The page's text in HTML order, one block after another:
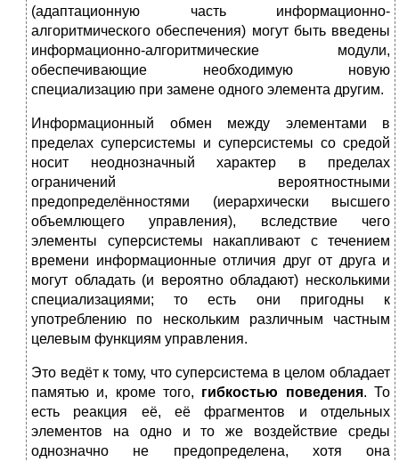
(адаптационную часть информационно-
алгоритмического обеспечения) могут быть введены
информационно-алгоритми­чес­кие модули,
обеспечивающие необходимую новую
специализацию при замене одного элемента другим.
Информационный обмен между элементами в
пределах суперсистемы и суперсистемы со средой
носит неоднозначный характер в пределах
ограничений вероятностными
предопределённостями (иерархически высшего
объемлющего управления), вследствие чего
элементы суперсистемы накапливают с течением
времени информационные отличия друг от друга и
могут обладать (и вероятно обладают) несколькими
специализациями; то есть они пригодны к
употреблению по нескольким различным частным
целевым функциям управления.
Это ведёт к тому, что суперсистема в целом обладает
памятью и, кроме того, гибкостью поведения. То
есть реакция её, её фрагментов и отдельных
элементов на одно и то же воздействие среды
однозначно не предопределена, хотя она